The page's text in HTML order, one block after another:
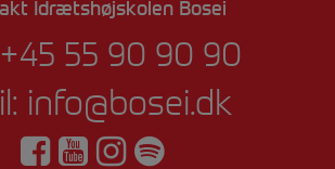
Idrætshøjskolen Bosei
+45 55 90 90 90
info@bosei.dk